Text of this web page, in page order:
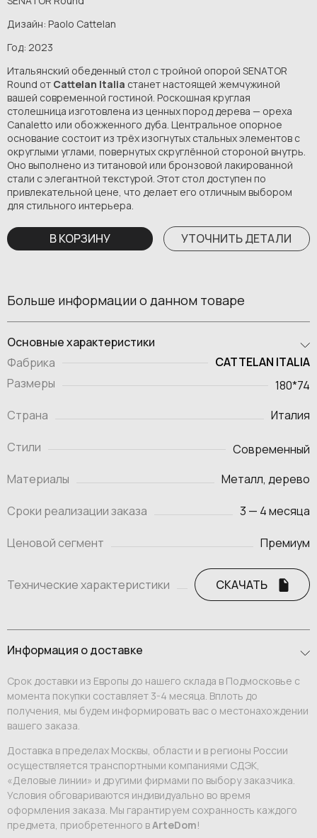
Дизайн: Paolo Cattelan
Год: 2023
Итальянский обеденный стол с тройной опорой SENATOR
Round от Cattelan Italia станет настоящей жемчужиной
вашей современной гостиной. Роскошная круглая
столешница изготовлена из ценных пород дерева — ореха
Canaletto или обожженного дуба. Центральное опорное
основание состоит из трёх изогнутых стальных элементов с
округлыми углами, повернутых скруглённой стороной внутрь.
Оно выполнено из титановой или бронзовой лакированной
стали с элегантной текстурой. Этот стол доступен по
привлекательной цене, что делает его отличным выбором
для стильного интерьера.
В КОРЗИНУ УТОЧНИТЬ ДЕТАЛИ
Больше информации о данном товаре
Основные характеристики
Фабрика
CATTELAN ITALIA
Страна Италия
Стили
Современный
Материалы
Металл, дерево
Сроки реализации заказа 3 — 4 месяца
Ценовой сегмент Премиум
Технические характеристики СКАЧАТЬ
Размеры 180*74
Информация о доставке
Срок доставки из Европы до нашего склада в Подмосковье с
момента покупки составляет 3-4 месяца. Вплоть до
получения, мы будем информировать вас о местонахождении
вашего заказа.
Доставка в пределах Москвы, области и в регионы России
осуществляется транспортными компаниями СДЭК,
«Деловые линии» и другими фирмами по выбору заказчика.
Условия обговариваются индивидуально во время
оформления заказа. Мы гарантируем сохранность каждого
предмета, приобретенного вArteDom!